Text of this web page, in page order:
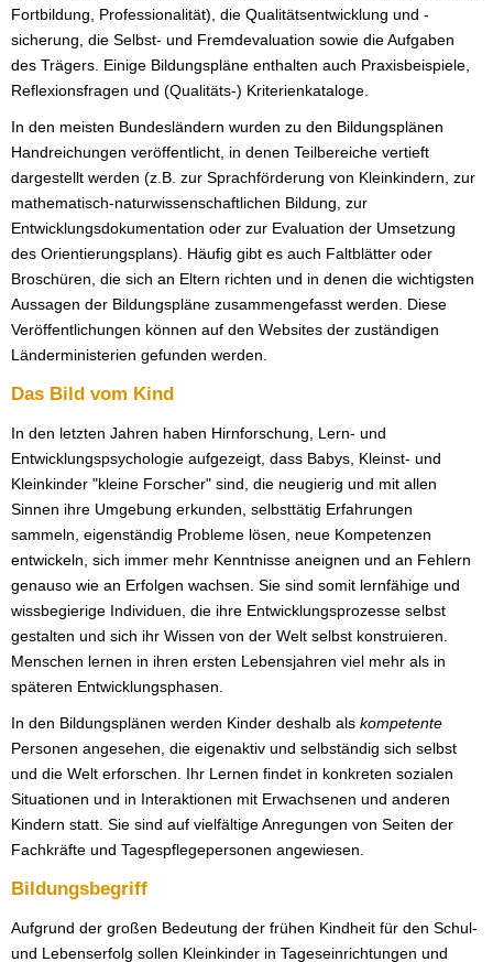
Fortbildung, Professionalität), die Qualitätsentwicklung und -
sicherung, die Selbst- und Fremdevaluation sowie die Aufgaben
des Trägers. Einige Bildungspläne enthalten auch Praxisbeispiele,
Reflexionsfragen und (Qualitäts-) Kriterienkataloge.
In den meisten Bundesländern wurden zu den Bildungsplänen
Handreichungen veröffentlicht, in denen Teilbereiche vertieft
dargestellt werden (z.B. zur Sprachförderung von Kleinkindern, zur
mathematisch-naturwissenschaftlichen Bildung, zur
Entwicklungsdokumentation oder zur Evaluation der Umsetzung
des Orientierungsplans). Häufig gibt es auch Faltblätter oder
Broschüren, die sich an Eltern richten und in denen die wichtigsten
Aussagen der Bildungspläne zusammengefasst werden. Diese
Veröffentlichungen können auf den Websites der zuständigen
Länderministerien gefunden werden.
Das Bild vom Kind
In den letzten Jahren haben Hirnforschung, Lern- und
Entwicklungspsychologie aufgezeigt, dass Babys, Kleinst- und
Kleinkinder "kleine Forscher" sind, die neugierig und mit allen
Sinnen ihre Umgebung erkunden, selbsttätig Erfahrungen
sammeln, eigenständig Probleme lösen, neue Kompetenzen
entwickeln, sich immer mehr Kenntnisse aneignen und an Fehlern
genauso wie an Erfolgen wachsen. Sie sind somit lernfähige und
wissbegierige Individuen, die ihre Entwicklungsprozesse selbst
gestalten und sich ihr Wissen von der Welt selbst konstruieren.
Menschen lernen in ihren ersten Lebensjahren viel mehr als in
späteren Entwicklungsphasen.
In den Bildungsplänen werden Kinder deshalb als kompetente
Personen angesehen, die eigenaktiv und selbständig sich selbst
und die Welt erforschen. Ihr Lernen findet in konkreten sozialen
Situationen und in Interaktionen mit Erwachsenen und anderen
Kindern statt. Sie sind auf vielfältige Anregungen von Seiten der
Fachkräfte und Tagespflegepersonen angewiesen.
Bildungsbegriff
Aufgrund der großen Bedeutung der frühen Kindheit für den Schul-
und Lebenserfolg sollen Kleinkinder in Tageseinrichtungen und